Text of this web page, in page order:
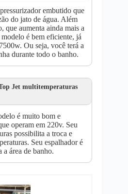
embutido que
do jato de água. Além
que aumenta ainda mais a
é bem eficiente, já
Ou seja, você terá a
durante todo o banho.
Jet multitemperaturas
é muito bom e
operam em 220v. Seu
possibilita a troca e
Seu espalhador é
a área de banho.